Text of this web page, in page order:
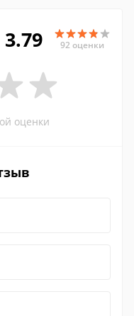
3.79 92 оценки
оценки